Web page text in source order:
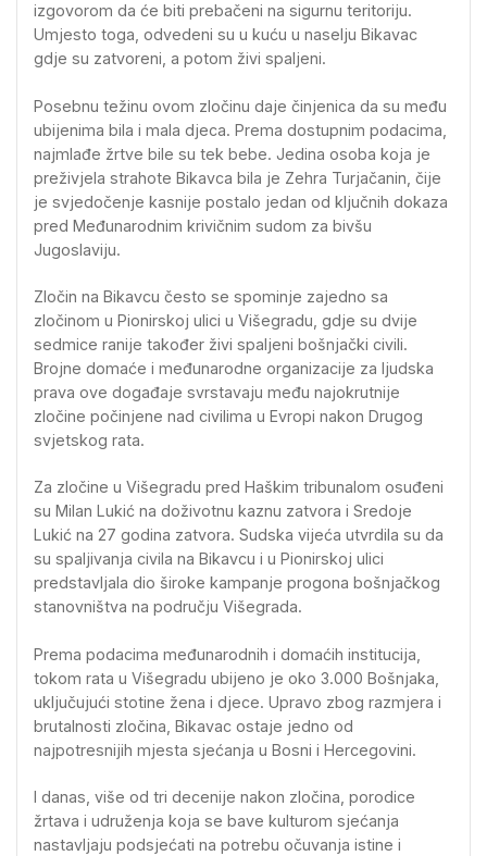
izgovorom da će biti prebačeni na sigurnu teritoriju.
Umjesto toga, odvedeni su u kuću u naselju Bikavac
gdje su zatvoreni, a potom živi spaljeni.
Posebnu težinu ovom zločinu daje činjenica da su među
ubijenima bila i mala djeca. Prema dostupnim podacima,
najmlađe žrtve bile su tek bebe. Jedina osoba koja je
preživjela strahote Bikavca bila je Zehra Turjačanin, čije
je svjedočenje kasnije postalo jedan od ključnih dokaza
pred Međunarodnim krivičnim sudom za bivšu
Jugoslaviju.
Zločin na Bikavcu često se spominje zajedno sa
zločinom u Pionirskoj ulici u Višegradu, gdje su dvije
sedmice ranije također živi spaljeni bošnjački civili.
Brojne domaće i međunarodne organizacije za ljudska
prava ove događaje svrstavaju među najokrutnije
zločine počinjene nad civilima u Evropi nakon Drugog
svjetskog rata.
Za zločine u Višegradu pred Haškim tribunalom osuđeni
su Milan Lukić na doživotnu kaznu zatvora i Sredoje
Lukić na 27 godina zatvora. Sudska vijeća utvrdila su da
su spaljivanja civila na Bikavcu i u Pionirskoj ulici
predstavljala dio široke kampanje progona bošnjačkog
stanovništva na području Višegrada.
Prema podacima međunarodnih i domaćih institucija,
tokom rata u Višegradu ubijeno je oko 3.000 Bošnjaka,
uključujući stotine žena i djece. Upravo zbog razmjera i
brutalnosti zločina, Bikavac ostaje jedno od
najpotresnijih mjesta sjećanja u Bosni i Hercegovini.
I danas, više od tri decenije nakon zločina, porodice
žrtava i udruženja koja se bave kulturom sjećanja
nastavljaju podsjećati na potrebu očuvanja istine i